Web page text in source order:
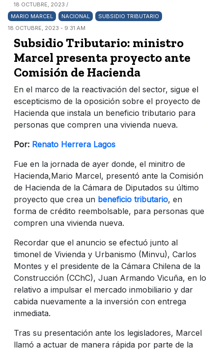
18 OCTUBRE, 2023 /
MARIO MARCEL
NACIONAL
SUBSIDIO TRIBUTARIO
18 OCTUBRE, 2023 - 9:31 AM
Subsidio Tributario: ministro
Marcel presenta proyecto ante
Comisión de Hacienda
En el marco de la reactivación del sector, sigue el
escepticismo de la oposición sobre el proyecto de
Hacienda que instala un beneficio tributario para
personas que compren una vivienda nueva.
Por: Renato Herrera Lagos
Fue en la jornada de ayer donde, el minitro de
Hacienda,Mario Marcel, presentó ante la Comisión
de Hacienda de la Cámara de Diputados su último
proyecto que crea un beneficio tributario, en
forma de crédito reembolsable, para personas que
compren una vivienda nueva.
Recordar que el anuncio se efectuó junto al
timonel de Vivienda y Urbanismo (Minvu), Carlos
Montes y el presidente de la Cámara Chilena de la
Construcción (CChC), Juan Armando Vicuña, en lo
relativo a impulsar el mercado inmobiliario y dar
cabida nuevamente a la inversión con entrega
inmediata.
Tras su presentación ante los legisladores, Marcel
llamó a actuar de manera rápida por parte de la